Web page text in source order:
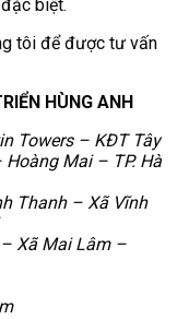
biệt.
tôi để được tư vấn
HÙNG ANH
Towers – KĐT Tây
Mai – TP. Hà
Thanh – Xã Vĩnh
Xã Mai Lâm –